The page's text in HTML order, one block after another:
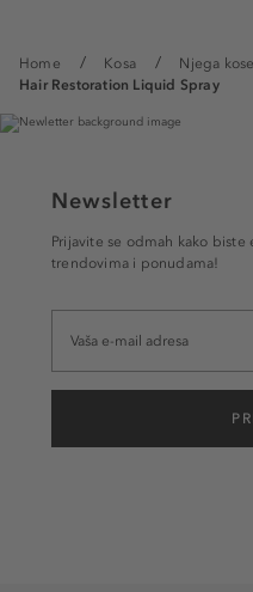
Home Kosa Njega kose
Hair Restoration Liquid Spray
Newsletter
Prijavite se odmah kako
trendovima i ponudama!